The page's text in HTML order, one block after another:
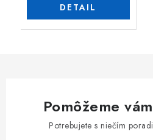
DETAIL
Pomôžeme
Potrebujete s niečím